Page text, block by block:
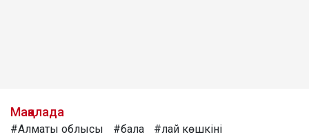
Мақалада
#Алматы облысы #бала #лай көшкіні